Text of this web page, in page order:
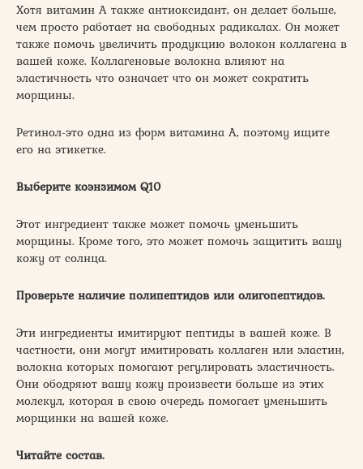
Хотя витамин А также антиоксидант, он делает больше,
чем просто работает на свободных радикалах. Он может
также помочь увеличить продукцию волокон коллагена в
вашей коже. Коллагеновые волокна влияют на
эластичность что означает что он может сократить
морщины.
Ретинол-это одна из форм витамина А, поэтому ищите
его на этикетке.
Выберите коэнзимом Q10
Этот ингредиент также может помочь уменьшить
морщины. Кроме того, это может помочь защитить вашу
кожу от солнца.
Проверьте наличие полипептидов или олигопептидов.
Эти ингредиенты имитируют пептиды в вашей коже. В
частности, они могут имитировать коллаген или эластин,
волокна которых помогают регулировать эластичность.
Они ободряют вашу кожу произвести больше из этих
молекул, которая в свою очередь помогает уменьшить
морщинки на вашей коже.
Читайте состав.